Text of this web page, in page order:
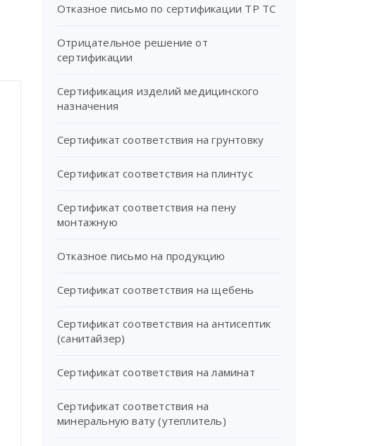
Отказное письмо по сертификации ТР ТС
Отрицательное решение от
сертификации
Сертификация изделий медицинского
назначения
Сертификат соответствия на грунтовку
Сертификат соответствия на плинтус
Сертификат соответствия на пену
монтажную
Отказное письмо на продукцию
Сертификат соответствия на щебень
Сертификат соответствия на антисептик
(санитайзер)
Сертификат соответствия на ламинат
Сертификат соответствия на
минеральную вату (утеплитель)